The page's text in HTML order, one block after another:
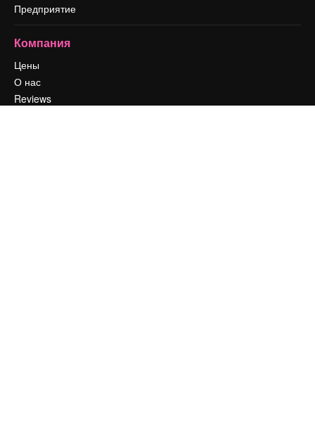
Предприятие
Компания
Цены
О нас
Reviews